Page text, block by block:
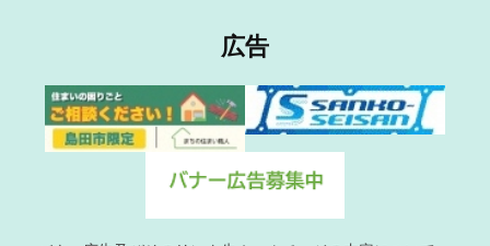
広告